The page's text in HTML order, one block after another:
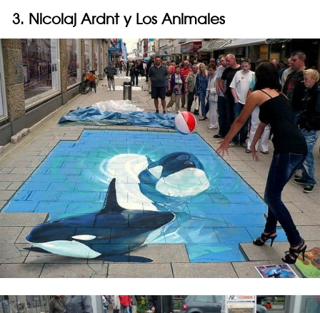
3. Nicolaj Ardnt y Los Animales